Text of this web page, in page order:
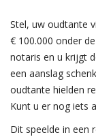
Stel, uw oudtante
€ 100.000 onder
notaris en u krijgt
een aanslag
oudtante hielden
Kunt u er nog iets
Dit speelde in een